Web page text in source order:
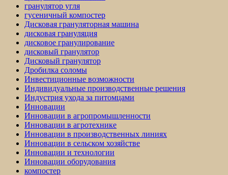
гранулятор угля
гусеничный компостер
Дисковая грануляторная машина
дисковая грануляция
дисковое гранулирование
дисковый гранулятор
Дисковый гранулятор
Дробилка соломы
Инвестиционные возможности
Индивидуальные производственные решения
Индустрия ухода за питомцами
Инновации
Инновации в агропромышленности
Инновации в агротехнике
Инновации в производственных линиях
Инновации в сельском хозяйстве
Инновации и технологии
Инновации оборудования
компостер